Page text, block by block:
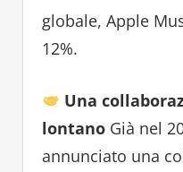
globale, Apple
12%.
Una
lontanoGià nel
annunciato una